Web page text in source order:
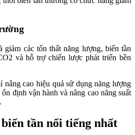
giảm các tổn thất năng lượng, biến tần
và hỗ trợ chiến lược phát triển bền
nâng cao hiệu quả sử dụng năng lượng
định vận hành và nâng cao năng suất
tần nổi tiếng nhất